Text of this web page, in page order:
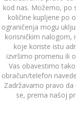
kod nas. Možemo, po
količine kupljene po
ograničenja mogu
korisničkim nalogom,
koje koriste istu
izvršimo promenu ili
Vas obavestimo
obračun/telefon
Zadržavamo pravo
se, prema našoj